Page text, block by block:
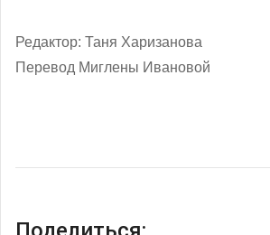
Редактор: Таня Харизанова
Перевод Миглены Ивановой